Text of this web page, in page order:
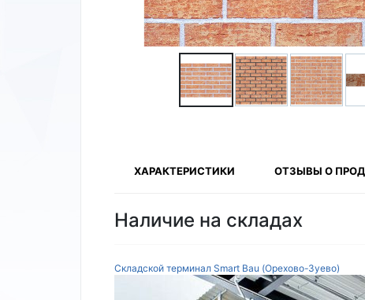
ХАРАКТЕРИСТИКИ ОТЗЫВЫ О
Наличие на складах
Складской терминал Smart Bau (Орехово-Зуево)